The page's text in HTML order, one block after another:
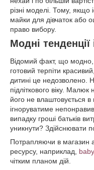
різні моделі. Тому, якщо
майки для дівчаток або
право вибору.
Модні тенденції
Відомий факт, що модно,
готовий терпіти
дитині це недозволено.
підліткового віку.
його не влаштовується в
ігноруватиме
випадку гроші батьків
уникнути? Здійснювати
Потрапляючи в магазин
ресурсу, наприклад,
чітким планом дій.